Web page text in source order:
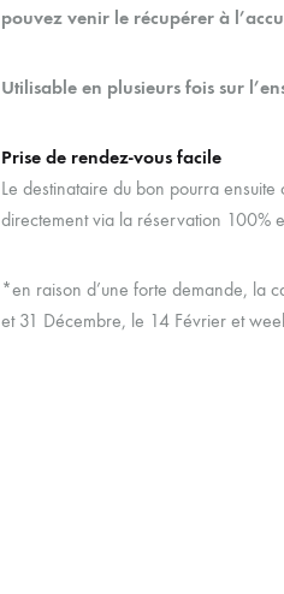
pouvez venir le récupérer à
Utilisable en plusieurs fois sur
Prise de rendez-vous facile
Le destinataire du bon pourra
directement via la réservation 100%
*en raison d’une forte demande, la
et 31 Décembre, le 14 Février et